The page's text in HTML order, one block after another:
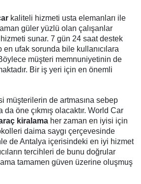
kaliteli hizmeti usta elemanları ile
güler yüzlü olan çalışanlar
sunar. 7 gün 24 saat destek
en ufak sorunda bile kullanıcılara
müşteri memnuniyetinin de
Bir iş yeri için en önemli
müşterilerin de artmasına sebep
öne çıkmış olacaktır. World Car
kiralama her zaman en iyisi için
daima saygı çerçevesinde
de Antalya içerisindeki en iyi hizmet
tercihleri de bunu doğrular
tamamen güven üzerine oluşmuş